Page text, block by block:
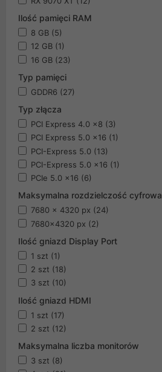
Ilość pamięci RAM
8 GB (5)
12 GB (1)
16 GB (23)
Typ pamięci
GDDR6 (27)
Typ złącza
PCI Express 4.0 x8 (3)
PCI Express 5.0 x16 (1)
PCI-Express 5.0 (13)
PCI-Express 5.0 x16 (1)
PCIe 5.0 x16 (6)
Maksymalna rozdzielczość cyfrowa
7680 x 4320 px (24)
7680x4320 px (2)
Ilość gniazd Display Port
1 szt (1)
2 szt (18)
3 szt (10)
Ilość gniazd HDMI
1 szt (17)
2 szt (12)
Maksymalna liczba monitorów
3 szt (8)